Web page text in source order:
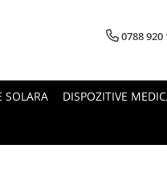
0788 920
SOLARA DISPOZITIVE